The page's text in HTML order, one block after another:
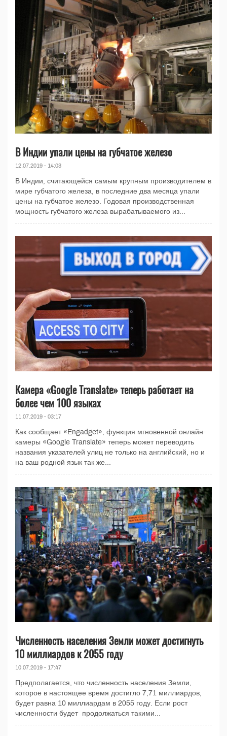
В Индии упали цены на губчатое железо
12.07.2019 - 14:03
В Индии, считающейся самым крупным производителем в
мире губчатого железа, в последние два месяца упали
цены на губчатое железо. Годовая производственная
мощность губчатого железа вырабатываемого из...
Камера «Google Translate» теперь работает на
более чем 100 языках
11.07.2019 - 03:17
Как сообщает «Engadget», функция мгновенной онлайн-
камеры «Google Translate» теперь может переводить
названия указателей улиц не только на английский, но и
на ваш родной язык так же...
Численность населения Земли может достигнуть
10 миллиардов к 2055 году
10.07.2019 - 17:47
Предполагается, что численность населения Земли,
которое в настоящее время достигло 7,71 миллиардов,
будет равна 10 миллиардам в 2055 году. Если рост
численности будет продолжаться такими...